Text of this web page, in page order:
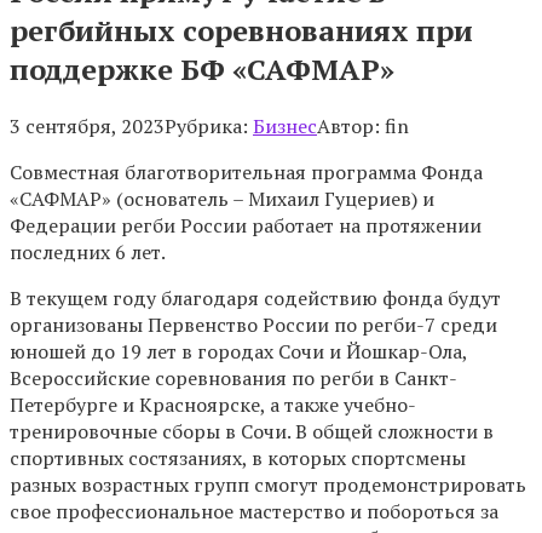
регбийных соревнованиях при
поддержке БФ «САФМАР»
3 сентября, 2023Рубрика: БизнесАвтор: fin
Совместная благотворительная программа Фонда
«САФМАР» (основатель – Михаил Гуцериев) и
Федерации регби России работает на протяжении
последних 6 лет.
В текущем году благодаря содействию фонда будут
организованы Первенство России по регби-7 среди
юношей до 19 лет в городах Сочи и Йошкар-Ола,
Всероссийские соревнования по регби в Санкт-
Петербурге и Красноярске, а также учебно-
тренировочные сборы в Сочи. В общей сложности в
спортивных состязаниях, в которых спортсмены
разных возрастных групп смогут продемонстрировать
свое профессиональное мастерство и побороться за